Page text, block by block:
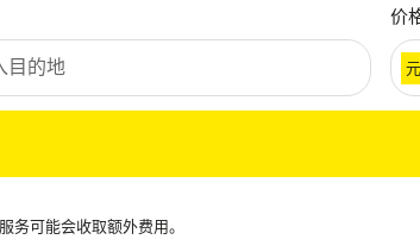
价
元
务可能会收取额外费用。